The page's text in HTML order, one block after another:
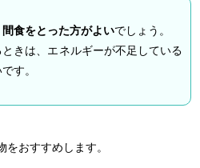
間食をとった方がよいでしょう。
きは、エネルギーが不足している
す。
おすすめします。